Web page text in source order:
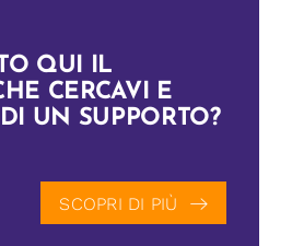
QUI IL
CERCAVI E
UN SUPPORTO?
SCOPRI DI PIÙ